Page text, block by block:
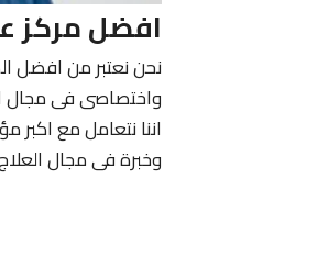
افضل مركز
نحن نعتبر من افضل
واختصاصى فى مجال
اننا نتعامل مع
وخبرة فى مجال